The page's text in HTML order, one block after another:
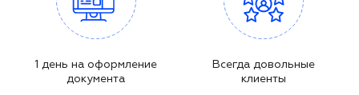
1 день на оформление
документа
Всегда довольные
клиенты